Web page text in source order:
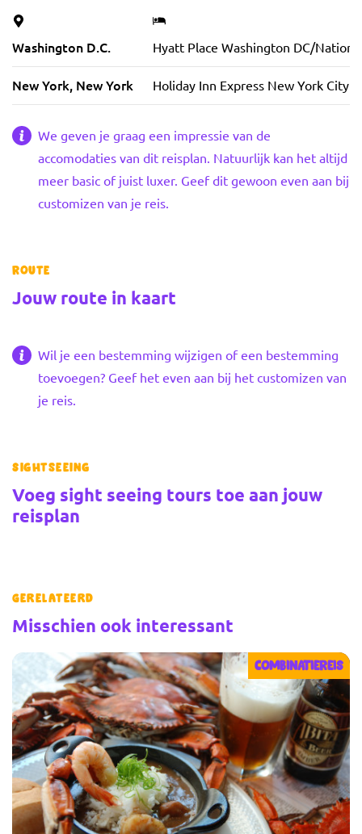
Washington D.C. Hyatt Place Washington DC/
New York, New York Holiday Inn Express New York City -
We geven je graag een impressie van de
accomodaties van dit reisplan. Natuurlijk kan het altijd
meer basic of juist luxer. Geef dit gewoon even aan bij
customizen van je reis.
Route
Jouw route in kaart
+
−
Wil je een bestemming wijzigen of een bestemming
toevoegen? Geef het even aan bij het customizen van
je reis.
Sightseeing
Voeg sight seeing tours toe aan jouw
reisplan
Gerelateerd
Misschien ook interessant
COMBINATIEREIS